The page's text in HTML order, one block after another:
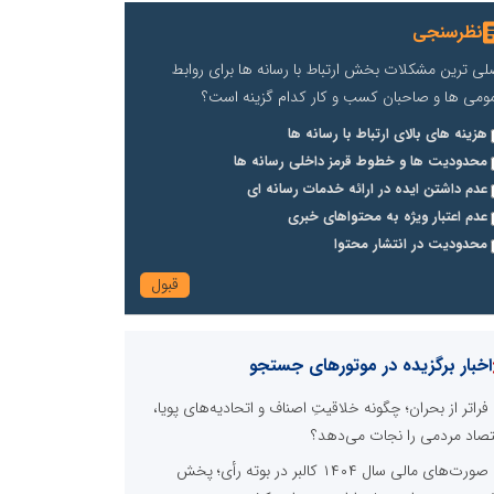
نظرسنجی
ترین مشکلات بخش ارتباط با رسانه ها برای روابط
ها و صاحبان کسب و کار کدام گزینه است؟
هزینه های بالای ارتباط با رسانه ها
محدودیت ها و خطوط قرمز داخلی رسانه ها
عدم داشتن ایده در ارائه خدمات رسانه ای
عدم اعتبار ویژه به محتواهای خبری
محدودیت در انتشار محتوا
اخبار برگزیده در موتورهای جستجو
فراتر از بحران؛ چگونه خلاقیتِ اصناف و اتحادیه‌های پویا،
مردمی را نجات می‌دهد؟
صورت‌های مالی سال ۱۴۰۴ کالبر در بوته رأی؛ پخش